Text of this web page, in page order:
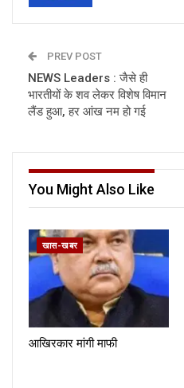
PREV POST
NEWS Leaders : जैसे ही
भारतीयों के शव लेकर विशेष विमान
लैंड हुआ, हर आंख नम हो गई
You Might Also Like
खास-खबर
आखिरकार मांगी माफी